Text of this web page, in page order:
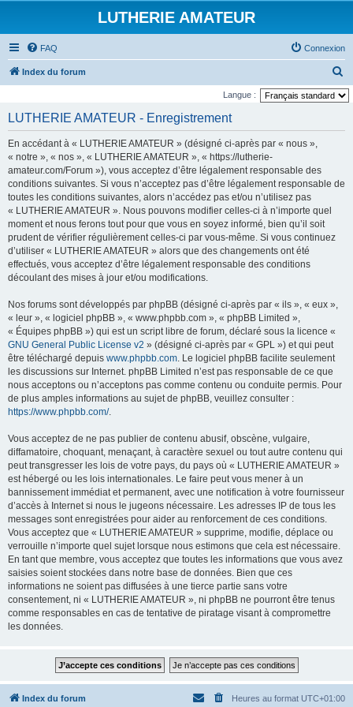
LUTHERIE AMATEUR
FAQ Connexion
Index du forum
e
Langue :
LUTHERIE AMATEUR - Enregistrement
En accédant à « LUTHERIE AMATEUR » (désigné ci-après par « nous »,
« notre », « nos », « LUTHERIE AMATEUR », « https://lutherie-
amateur.com/Forum »), vous acceptez d’être légalement responsable des
conditions suivantes. Si vous n’acceptez pas d’être légalement responsable de
toutes les conditions suivantes, alors n’accédez pas et/ou n’utilisez pas
« LUTHERIE AMATEUR ». Nous pouvons modifier celles-ci à n’importe quel
moment et nous ferons tout pour que vous en soyez informé, bien qu’il soit
prudent de vérifier régulièrement celles-ci par vous-même. Si vous continuez
d’utiliser « LUTHERIE AMATEUR » alors que des changements ont été
effectués, vous acceptez d’être légalement responsable des conditions
découlant des mises à jour et/ou modifications.
Nos forums sont développés par phpBB (désigné ci-après par « ils », « eux »,
« leur », « logiciel phpBB », « www.phpbb.com », « phpBB Limited »,
« Équipes phpBB ») qui est un script libre de forum, déclaré sous la licence «
GNU General Public License v2 » (désigné ci-après par « GPL ») et qui peut
être téléchargé depuis www.phpbb.com. Le logiciel phpBB facilite seulement
les discussions sur Internet. phpBB Limited n’est pas responsable de ce que
nous acceptons ou n’acceptons pas comme contenu ou conduite permis. Pour
de plus amples informations au sujet de phpBB, veuillez consulter :
https://www.phpbb.com/.
Vous acceptez de ne pas publier de contenu abusif, obscène, vulgaire,
diffamatoire, choquant, menaçant, à caractère sexuel ou tout autre contenu qui
peut transgresser les lois de votre pays, du pays où « LUTHERIE AMATEUR »
est hébergé ou les lois internationales. Le faire peut vous mener à un
bannissement immédiat et permanent, avec une notification à votre fournisseur
d’accès à Internet si nous le jugeons nécessaire. Les adresses IP de tous les
messages sont enregistrées pour aider au renforcement de ces conditions.
Vous acceptez que « LUTHERIE AMATEUR » supprime, modifie, déplace ou
verrouille n’importe quel sujet lorsque nous estimons que cela est nécessaire.
En tant que membre, vous acceptez que toutes les informations que vous avez
saisies soient stockées dans notre base de données. Bien que ces
informations ne soient pas diffusées à une tierce partie sans votre
consentement, ni « LUTHERIE AMATEUR », ni phpBB ne pourront être tenus
comme responsables en cas de tentative de piratage visant à compromettre
les données.
Index du forum Heures au format UTC+01:00